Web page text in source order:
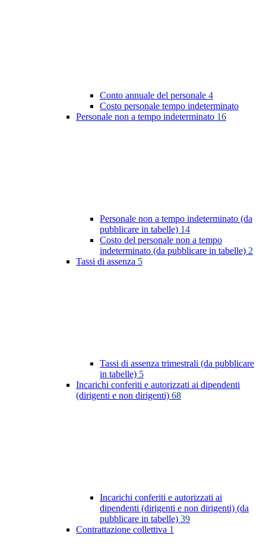
Conto annuale del personale 4
Costo personale tempo indeterminato
Personale non a tempo indeterminato 16
Personale non a tempo indeterminato (da
pubblicare in tabelle) 14
Costo del personale non a tempo
indeterminato (da pubblicare in tabelle) 2
Tassi di assenza 5
Tassi di assenza trimestrali (da pubblicare
in tabelle) 5
Incarichi conferiti e autorizzati ai dipendenti
(dirigenti e non dirigenti) 68
Incarichi conferiti e autorizzati ai
dipendenti (dirigenti e non dirigenti) (da
pubblicare in tabelle) 39
Contrattazione collettiva 1